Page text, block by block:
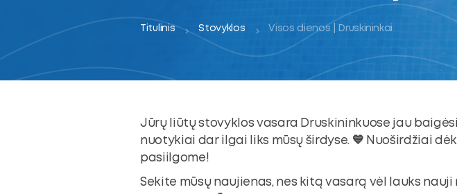
Titulinis Stovyklos Visos dienos | Druskininkai
Jūrų liūtų stovyklos vasara Druskininkuose jau
nuotykiai dar ilgai liks mūsų širdyse. 💙 Nuoširdžiai
pasiilgome!
Sekite mūsų naujienas, nes kitą vasarą vėl lauks